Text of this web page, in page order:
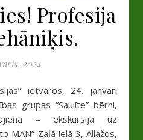
Profesija
2024
grupas “Saulīte” bērni,
– ekskursijā uz
MAN” Zaļā ielā 3, Allažos,